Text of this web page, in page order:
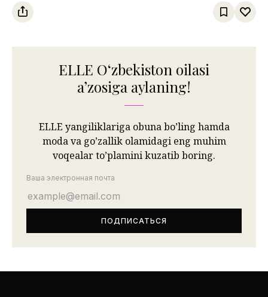
ELLE Oʻzbekiston oilasi
aʼzosiga aylaning!
ELLE yangiliklariga obuna bo’ling hamda
moda va go’zallik olamidagi eng muhim
voqealar to’plamini kuzatib boring.
Ваша электронная почта